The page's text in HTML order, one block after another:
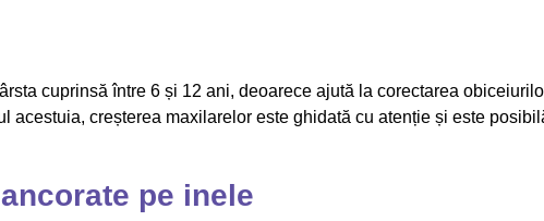
cuprinsă între 6 și 12 ani, deoarece ajută la corectarea
acestuia, creșterea maxilarelor este ghidată cu atenție și este
pe inele